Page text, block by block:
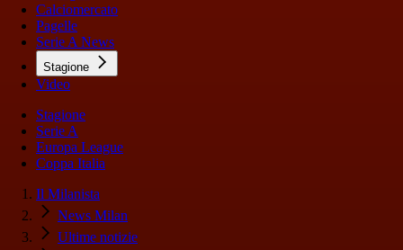
Calciomercato
Pagelle
Serie A News
Stagione
Video
Stagione
Serie A
Europa League
Coppa Italia
Il Milanista
News Milan
Ultime notizie